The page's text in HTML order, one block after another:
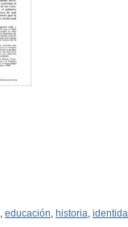
educación historia